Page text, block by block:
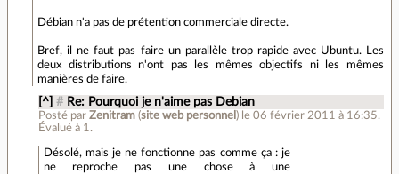
Débian n'a pas de prétention commerciale directe.
Bref, il ne faut pas faire un parallèle trop rapide avec Ubuntu. Les
deux distributions n'ont pas les mêmes objectifs ni les mêmes
manières de faire.
[^] # Re: Pourquoi je n'aime pas Debian
Posté par Zenitram(site web personnel ) le 06 février 2011 à 16:35.
Évalué à 1 .
Désolé, mais je ne fonctionne pas comme ça : je
ne reproche pas une chose à une